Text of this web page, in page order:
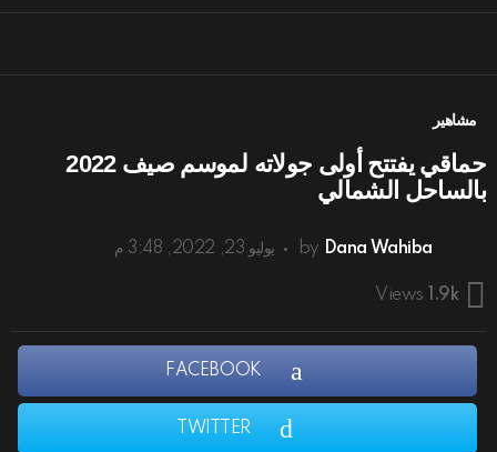
مشاهير
حماقي يفتتح أولى جولاته لموسم صيف 2022
بالساحل الشمالي
by Dana Wahiba يوليو 23, 2022, 3:48 م
1.9k
Views
FACEBOOK
TWITTER